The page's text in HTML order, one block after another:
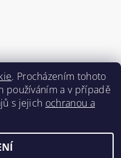
. Procházením tohoto
používáním a v případě
s jejich ochranou a